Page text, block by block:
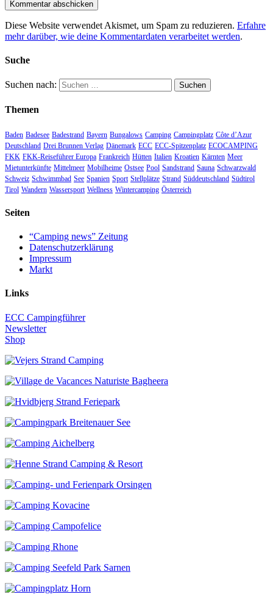
Diese Website verwendet Akismet, um Spam zu reduzieren. Erfahre
mehr darüber, wie deine Kommentardaten verarbeitet werden.
Suche
Suchen nach:
Themen
Baden Badesee Badestrand Bayern Bungalows Camping Campingplatz Côte d’Azur
Deutschland Drei Brunnen Verlag Dänemark ECC ECC-Spitzenplatz ECOCAMPING
FKK FKK-Reiseführer Europa Frankreich Hütten Italien Kroatien Kärnten Meer
Mietunterkünfte Mittelmeer Mobilheime Ostsee Pool Sandstrand Sauna Schwarzwald
Schweiz Schwimmbad See Spanien Sport Stellplätze Strand Süddeutschland Südtirol
Tirol Wandern Wassersport Wellness Wintercamping Österreich
Seiten
“Camping news” Zeitung
Datenschutzerklärung
Impressum
Markt
Links
ECC Campingführer
Newsletter
Shop